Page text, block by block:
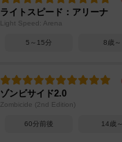
ライトスピード：アリーナ
Light Speed: Arena
5～15分 8歳～
ゾンビサイド2.0
Zombicide (2nd Edition)
60分前後 14歳～